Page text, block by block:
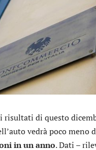
i risultati di questo
vedrà poco meno d
in un anno. Dati –